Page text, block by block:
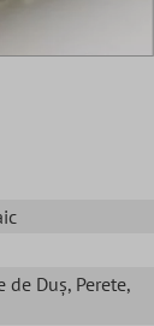
de Duș, Perete,